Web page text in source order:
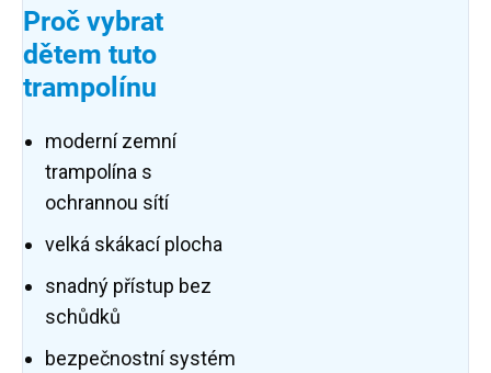
Proč vybrat
dětem tuto
trampolínu
moderní zemní
trampolína s
ochrannou sítí
velká skákací plocha
snadný přístup bez
schůdků
bezpečnostní systém